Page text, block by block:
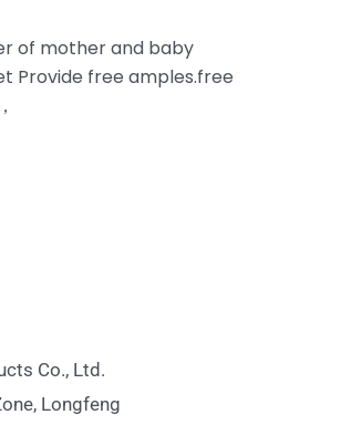
of mother and baby
Provide free amples.free
Co., Ltd.
Longfeng